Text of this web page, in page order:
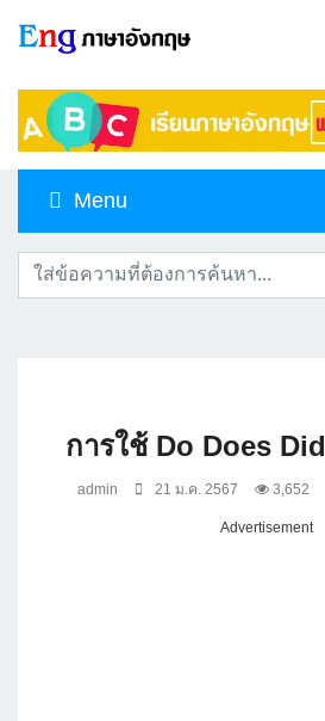
Menu
การใช้ Do Does Did
admin 21 ม.ค. 2567 3,652
Advertisement